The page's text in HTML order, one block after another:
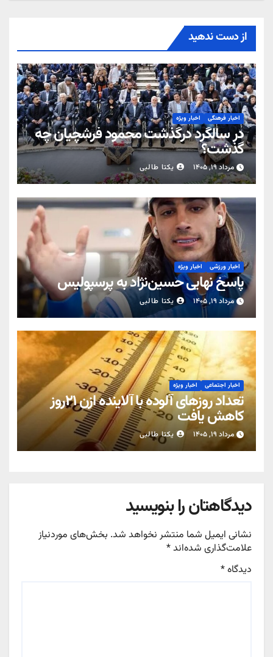
از دست ندهید
اخبار فرهنگی اخبار ویژه
در سالگرد درگذشت محمود فرشچیان چه
گذشت؟
مرداد ۱۹, ۱۴۰۵ یکتا طالبی
اخبار ورزشی اخبار ویژه
پاسخ نهایی حسین‌نژاد به پرسپولیس
مرداد ۱۹, ۱۴۰۵ یکتا طالبی
اخبار اجتماعی اخبار ویژه
تعداد روزهای آلوده با آلاینده اُزن ۲۱روز
کاهش یافت
مرداد ۱۹, ۱۴۰۵ یکتا طالبی
دیدگاهتان را بنویسید
نشانی ایمیل شما منتشر نخواهد شد. بخش‌های موردنیاز
علامت‌گذاری شده‌اند*
دیدگاه*